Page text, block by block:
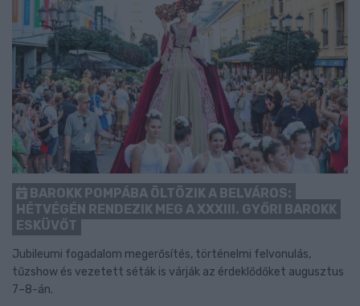
BAROKK POMPÁBA ÖLTÖZIK A BELVÁROS:
HÉTVÉGÉN RENDEZIK MEG A XXXIII. GYŐRI BAROKK
ESKÜVŐT
Jubileumi fogadalom megerősítés, történelmi felvonulás,
tűzshow és vezetett séták is várják az érdeklődőket augusztus
7–8-án.